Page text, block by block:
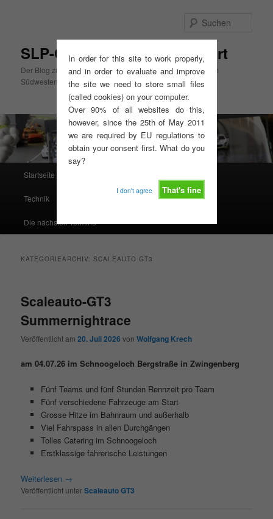
In order for this site to work properly,
and in order to evaluate and improve
the site we need to store small files
(called cookies) on your computer.
Over 90% of all websites do this,
however, since the 25th of May 2011
we are required by EU regulations to
obtain your consent first. What do you
say?
That's fine
I don't agree
SLP-Cup Mitte, GT3-Slotsport
Der Blog zum SLP-Cup Mitte und zur GT3-Slotsport Serie im
Südwesten
Startseite
Technik Rennserien West
Die nächsten Termine
KATEGORIEARCHIV: SCALEAUTO GT3
Scaleauto-GT3
Summernightrace
Veröffentlicht am20. Juli 2026 vonWolfgang Krech
am 04.07.26 im Schnoogeloch Bergstraße in Zwingenberg
Fünf Teams und fünf Stunden Rennzeit pro Team
Fünf verschiedene Fahrzeuge am Start
Grosse Hitze im Bahnraum und außerhalb
Viel Fahrspass in allen Durchgängen
Tolles Catering im Schnoogeloch
Erstklassige fahrerische Leistungen
Weiterlesen →
Veröffentlicht unterScaleauto GT3